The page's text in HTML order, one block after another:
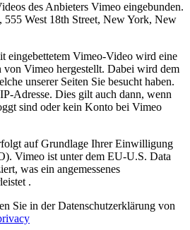
des Anbieters Vimeo eingebunden.
West 18th Street, New York, New
eingebettetem Vimeo-Video wird eine
von Vimeo hergestellt. Dabei wird dem
unserer Seiten Sie besucht haben.
Adresse. Dies gilt auch dann, wenn
sind oder kein Konto bei Vimeo
auf Grundlage Ihrer Einwilligung
Vimeo ist unter dem EU-U.S. Data
was ein angemessenes
.
Sie in der Datenschutzerklärung von